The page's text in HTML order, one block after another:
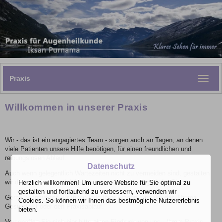
Praxis
Toggle
Willkommen in unserer Praxis
Wir - das ist ein engagiertes Team - sorgen auch an Tagen, an denen
viele Patienten unsere Hilfe benötigen, für einen freundlichen und
reibungslosen Ablauf.
Auch wenn gelegentlich Wartezeiten nicht zu vermeiden sind, gestalten
wir diese so kurz und dabei so angenehm wie möglich für Sie.
Gerne beantworten wir Ihnen jede Ihrer Fragen rund um das Thema
Gesundheit oder den Praxisablauf.
Datenschutz
Herzlich willkommen! Um unsere Website für Sie optimal zu
gestalten und fortlaufend zu verbessern, verwenden wir
Cookies. So können wir Ihnen das bestmögliche Nutzererlebnis
bieten.